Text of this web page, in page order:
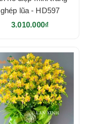
ghép lũa - HD597
3.010.000₫